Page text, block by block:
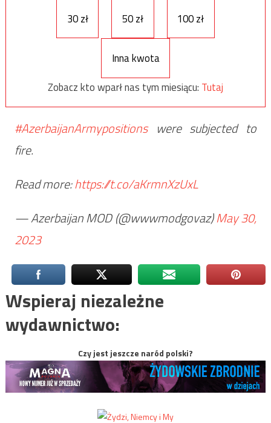
30 zł 50 zł 100 zł
Inna kwota
Zobacz kto wparł nas tym miesiącu: Tutaj
#AzerbaijanArmypositionswere subjected to
fire.
Read more:https://t.co/aKrmnXzUxL
— Azerbaijan MOD (@wwwmodgovaz)May 30,
2023
Wspieraj niezależne
wydawnictwo:
Czy jest jeszcze naród polski?